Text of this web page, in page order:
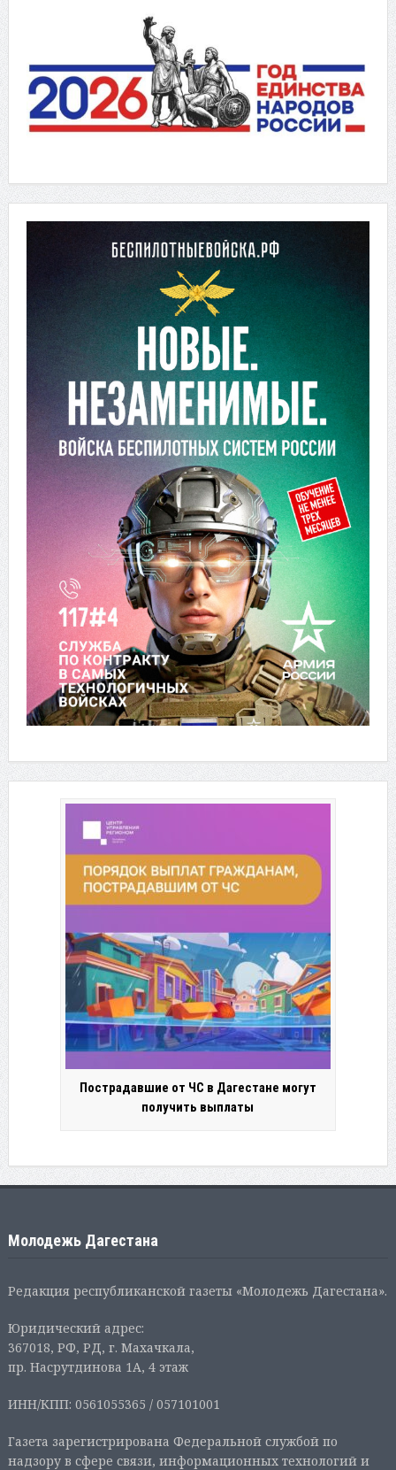
Пострадавшие от ЧС в Дагестане могут
получить выплаты
Молодежь Дагестана
Редакция республиканской газеты «Молодежь Дагестана».
Юридический адрес:
367018, РФ, РД, г. Махачкала,
пр. Насрутдинова 1А, 4 этаж
ИНН/КПП: 0561055365 / 057101001
Газета зарегистрирована Федеральной службой по
надзору в сфере связи, информационных технологий и